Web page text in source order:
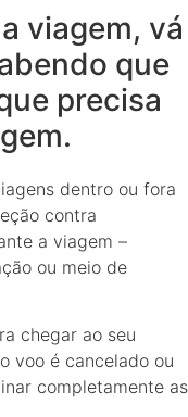
viagem, vá
que
precisa
dentro ou fora
contra
a viagem –
ou meio de
chegar ao seu
voo é cancelado ou
completamente as